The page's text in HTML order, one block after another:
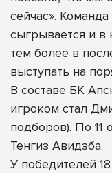
сейчас».
сыгрывается и в
тем более в
выступать на
В составе БК
игроком стал
подборов). По 11
Тенгиз Авидзба.
У победителей